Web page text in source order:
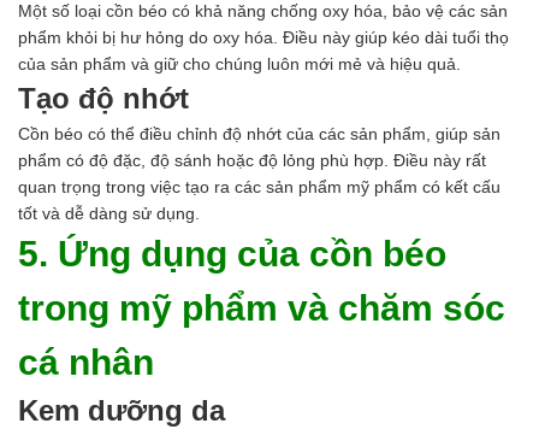
Một số loại cồn béo có khả năng chống oxy hóa, bảo vệ các sản
phẩm khỏi bị hư hỏng do oxy hóa. Điều này giúp kéo dài tuổi thọ
của sản phẩm và giữ cho chúng luôn mới mẻ và hiệu quả.
Tạo độ nhớt
Cồn béo có thể điều chỉnh độ nhớt của các sản phẩm, giúp sản
phẩm có độ đặc, độ sánh hoặc độ lỏng phù hợp. Điều này rất
quan trọng trong việc tạo ra các sản phẩm mỹ phẩm có kết cấu
tốt và dễ dàng sử dụng.
5. Ứng dụng của cồn béo
trong mỹ phẩm và chăm sóc
cá nhân
Kem dưỡng da